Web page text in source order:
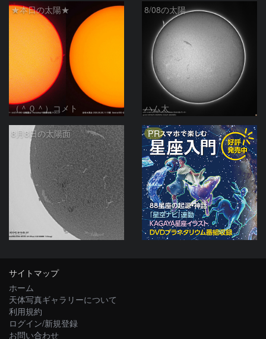
★本日の太陽★
（＾０＾）コメト
8/08の太陽
ハム太
8月8日の太陽面
ta-o
PR
サイトマップ
ホーム
天体写真ギャラリーについて
利用規約
ログイン/新規登録
お問い合わせ